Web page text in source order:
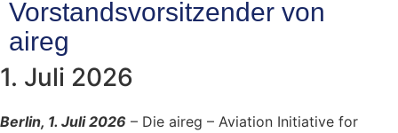
Vorstandsvorsitzender von
aireg
1. Juli 2026
Berlin, 1. Juli 2026 – Die aireg – Aviation Initiative for